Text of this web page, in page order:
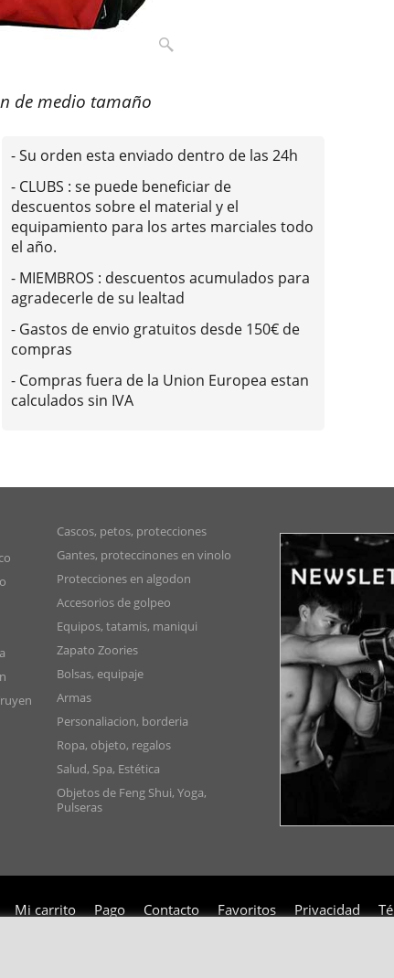
de medio tamaño
- Su orden esta enviado dentro de las 24h
- CLUBS : se puede beneficiar de
descuentos sobre el material y el
equipamiento para los artes marciales todo
el año.
- MIEMBROS : descuentos acumulados para
agradecerle de su lealtad
- Gastos de envio gratuitos desde 150€ de
compras
- Compras fuera de la Union Europea estan
calculados sin IVA
Cascos, petos, protecciones
Gantes, proteccinones en vinolo
Protecciones en algodon
Accesorios de golpeo
Equipos, tatamis, maniqui
Zapato Zoories
Bolsas, equipaje
Armas
Personaliacion, borderia
Ropa, objeto, regalos
Salud, Spa, Estética
Objetos de Feng Shui, Yoga,
Pulseras
Mi carrito Pago Contacto Favoritos Privacidad